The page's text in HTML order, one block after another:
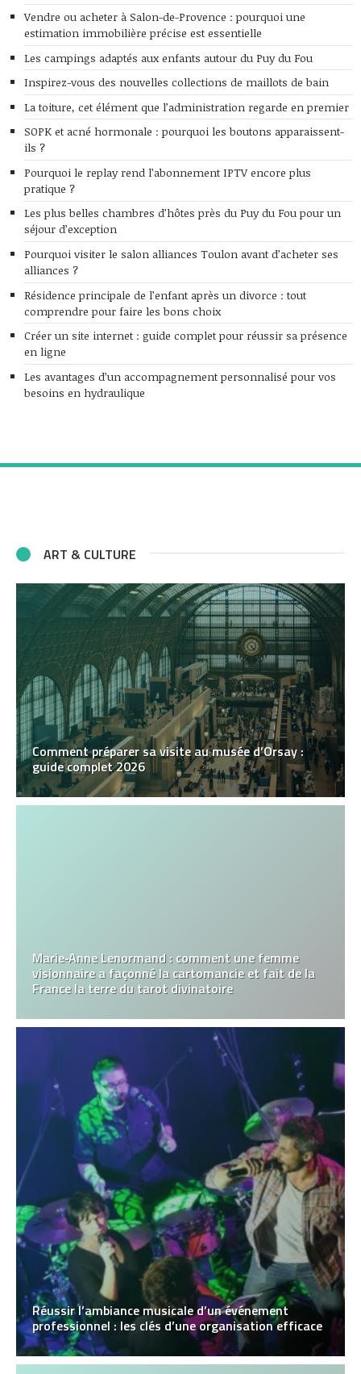
Vendre ou acheter à Salon-de-Provence : pourquoi une
estimation immobilière précise est essentielle
Les campings adaptés aux enfants autour du Puy du Fou
Inspirez-vous des nouvelles collections de maillots de bain
La toiture, cet élément que l’administration regarde en premier
SOPK et acné hormonale : pourquoi les boutons apparaissent-
ils ?
Pourquoi le replay rend l’abonnement IPTV encore plus
pratique ?
Les plus belles chambres d’hôtes près du Puy du Fou pour un
séjour d’exception
Pourquoi visiter le salon alliances Toulon avant d’acheter ses
alliances ?
Résidence principale de l’enfant après un divorce : tout
comprendre pour faire les bons choix
Créer un site internet : guide complet pour réussir sa présence
en ligne
Les avantages d’un accompagnement personnalisé pour vos
besoins en hydraulique
ART & CULTURE
Comment préparer sa visite au musée d’Orsay :
guide complet 2026
Marie‑Anne Lenormand : comment une femme
visionnaire a façonné la cartomancie et fait de la
France la terre du tarot divinatoire
Réussir l’ambiance musicale d’un événement
professionnel : les clés d’une organisation efficace